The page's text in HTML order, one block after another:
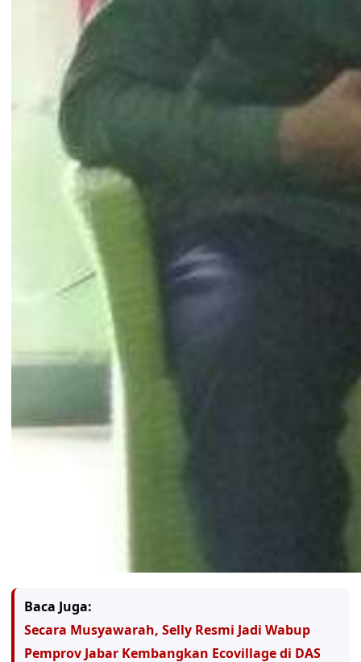
Baca Juga:
Secara Musyawarah, Selly Resmi Jadi Wabup
Pemprov Jabar Kembangkan Ecovillage di DAS